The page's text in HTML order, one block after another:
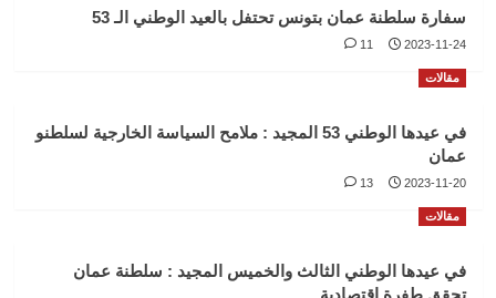
سفارة سلطنة عمان بتونس تحتفل بالعيد الوطني الـ 53
2023-11-24
11
مقالات
في عيدها الوطني 53 المجيد : ملامح السياسة الخارجية لسلطنو
عمان
2023-11-20
13
مقالات
في عيدها الوطني الثالث والخميس المجيد : سلطنة عمان